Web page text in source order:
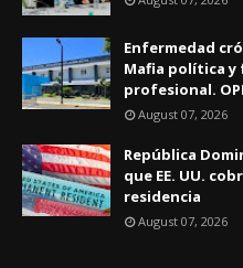
Enfermedad
Mafia política y
profesional.
August 07, 2026
República
que EE. UU.
residencia
August 07, 2026